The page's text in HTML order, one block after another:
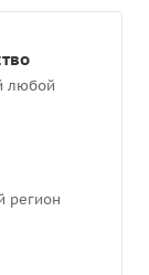
любой
регион